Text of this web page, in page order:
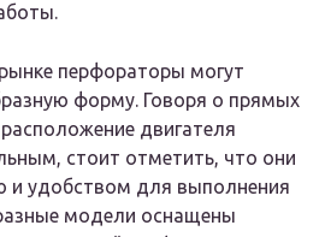
перфораторы могут
форму. Говоря о прямых
двигателя
стоит отметить, что они
и удобством для выполнения
модели оснащены